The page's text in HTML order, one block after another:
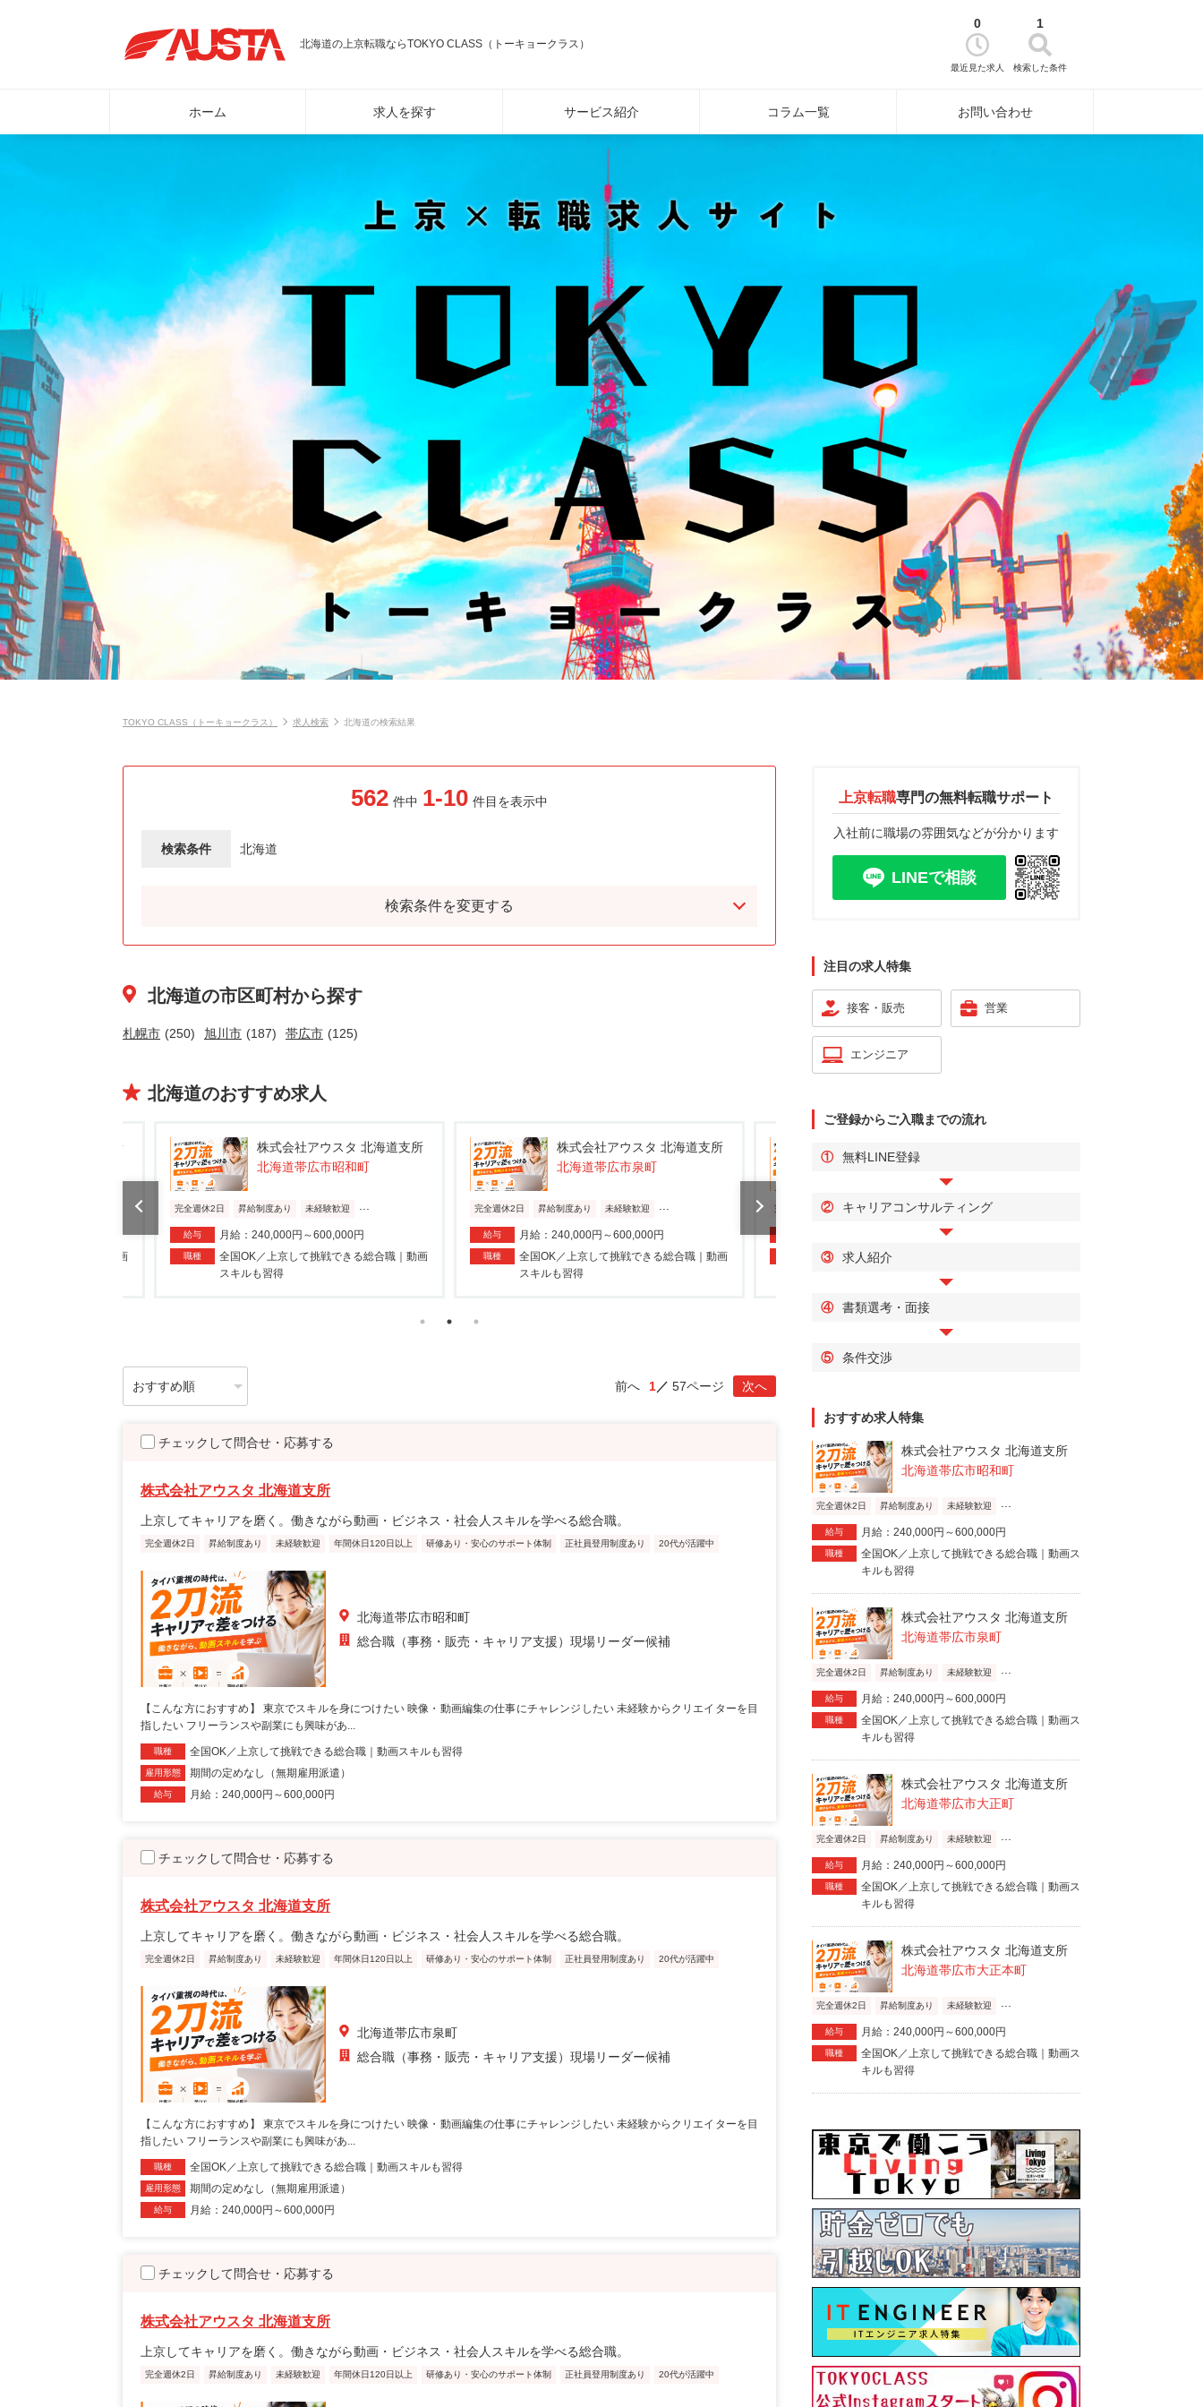
北海道の上京転職ならTOKYO CLASS（トーキョークラス）
0
最近見た求人
1
検索した条件
ホーム 求人を探す サービス紹介 コラム一覧 お問い合わせ
TOKYO CLASS（トーキョークラス） 求人検索 北海道の検索結果
562 件中 1-10 件目を表示中
検索条件 北海道
検索条件を変更する
北海道の市区町村から探す
札幌市 (250) 旭川市 (187) 帯広市 (125)
北海道のおすすめ求人
アウスタ 北海道支所
挑戦できる総合職｜動画
株式会社アウスタ 北海道支所
北海道帯広市泉町
完全週休2日 昇給制度あり 未経験歓迎
給与 月給：240,000円～600,000円
職種
全国OK／上京して挑戦できる総合職｜動画
スキルも習得
株式会社アウスタ 北海道支所
北海道帯広市大正町
完全週休2日 昇給制度あり 未経験歓迎
給与 月給：240,000円～600,000円
職種
全国OK／上京して挑戦できる総合職｜動画
スキルも習得
北海道帯広市昭和町
完全週休2日 昇給制度あり 未経験歓迎 ...
月給：240,000円～600,000円
全国OK／上京して挑戦できる総合職｜動画
前へ 1 57ページ 次へ
チェックして問合せ・応募する
株式会社アウスタ 北海道支所
上京してキャリアを磨く。働きながら動画・ビジネス・社会人スキルを学べる総合職。
完全週休2日 昇給制度あり 未経験歓迎 年間休日120日以上 研修あり・安心のサポート体制 正社員登用制度あり 20代が活躍中
北海道帯広市昭和町
総合職（事務・販売・キャリア支援）現場リーダー候補
【こんな方におすすめ】 東京でスキルを身につけたい 映像・動画編集の仕事にチャレンジしたい 未経験からクリエイターを目
指したい フリーランスや副業にも興味があ...
職種 全国OK／上京して挑戦できる総合職｜動画スキルも習得
雇用形態 期間の定めなし（無期雇用派遣）
給与 月給：240,000円～600,000円
チェックして問合せ・応募する
株式会社アウスタ 北海道支所
上京してキャリアを磨く。働きながら動画・ビジネス・社会人スキルを学べる総合職。
完全週休2日 昇給制度あり 未経験歓迎 年間休日120日以上 研修あり・安心のサポート体制 正社員登用制度あり 20代が活躍中
北海道帯広市泉町
総合職（事務・販売・キャリア支援）現場リーダー候補
【こんな方におすすめ】 東京でスキルを身につけたい 映像・動画編集の仕事にチャレンジしたい 未経験からクリエイターを目
指したい フリーランスや副業にも興味があ...
職種 全国OK／上京して挑戦できる総合職｜動画スキルも習得
雇用形態 期間の定めなし（無期雇用派遣）
給与 月給：240,000円～600,000円
チェックして問合せ・応募する
株式会社アウスタ 北海道支所
上京してキャリアを磨く。働きながら動画・ビジネス・社会人スキルを学べる総合職。
完全週休2日 昇給制度あり 未経験歓迎 年間休日120日以上 研修あり・安心のサポート体制 正社員登用制度あり 20代が活躍中
上京転職専門の無料転職サポート
入社前に職場の雰囲気などが分かります
LINEで相談
注目の求人特集
接客・販売 営業
エンジニア
ご登録からご入職までの流れ
① 無料LINE登録
② キャリアコンサルティング
③ 求人紹介
④ 書類選考・面接
⑤ 条件交渉
おすすめ求人特集
株式会社アウスタ 北海道支所
北海道帯広市昭和町
完全週休2日 昇給制度あり 未経験歓迎
給与 月給：240,000円～600,000円
職種
全国OK／上京して挑戦できる総合職｜動画ス
キルも習得
株式会社アウスタ 北海道支所
北海道帯広市泉町
完全週休2日 昇給制度あり 未経験歓迎
給与 月給：240,000円～600,000円
職種
全国OK／上京して挑戦できる総合職｜動画ス
キルも習得
株式会社アウスタ 北海道支所
北海道帯広市大正町
完全週休2日 昇給制度あり 未経験歓迎
給与 月給：240,000円～600,000円
職種
全国OK／上京して挑戦できる総合職｜動画ス
キルも習得
株式会社アウスタ 北海道支所
北海道帯広市大正本町
完全週休2日 昇給制度あり 未経験歓迎
給与 月給：240,000円～600,000円
職種
全国OK／上京して挑戦できる総合職｜動画ス
キルも習得